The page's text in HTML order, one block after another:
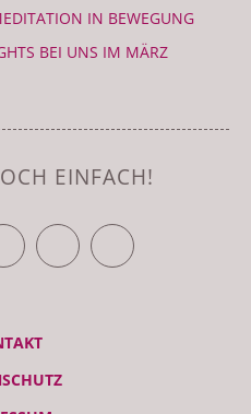
IN BEWEGUNG
BEI UNS IM MÄRZ
EINFACH!
YOUTUBEVIMEO RSS FEED